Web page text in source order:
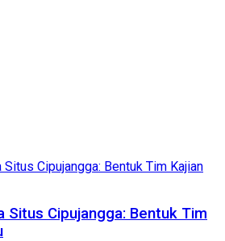
Situs Cipujangga: Bentuk Tim